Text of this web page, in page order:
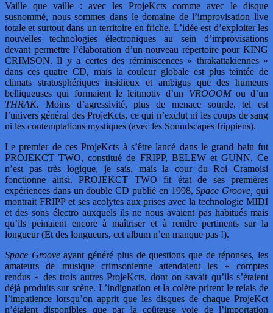
Vaille que vaille : avec les ProjeKcts comme avec le disque
susnommé, nous sommes dans le domaine de l’improvisation live
totale et surtout dans un territoire en friche. L’idée est d’exploiter les
nouvelles technologies électroniques au sein d’improvisations
devant permettre l’élaboration d’un nouveau répertoire pour KING
CRIMSON. Il y a certes des réminiscences « thrakattakiennes »
dans ces quatre CD, mais la couleur globale est plus teintée de
climats stratosphériques insidieux et ambigus que des humeurs
belliqueuses qui formaient le leitmotiv d’un VROOOMou d’un
THRAK. Moins d’agressivité, plus de menace sourde, tel est
l’univers général des ProjeKcts, ce qui n’exclut ni les coups de sang
ni les contemplations mystiques (avec les Soundscapes frippiens).
Le premier de ces ProjeKcts à s’être lancé dans le grand bain fut
PROJEKCT TWO, constitué de FRIPP, BELEW et GUNN. Ce
n’est pas très logique, je sais, mais la cour du Roi Cramoisi
fonctionne ainsi. PROJEKCT TWO fit état de ses premières
expériences dans un double CD publié en 1998,Space Groove, qui
montrait FRIPP et ses acolytes aux prises avec la technologie MIDI
et des sons électro auxquels ils ne nous avaient pas habitués mais
qu’ils peinaient encore à maîtriser et à rendre pertinents sur la
longueur (Et des longueurs, cet album n’en manque pas !).
Space Grooveayant généré plus de questions que de réponses, les
amateurs de musique crimsonienne attendaient les « comptes
rendus » des trois autres ProjeKcts, dont on savait qu’ils s’étaient
déjà produits sur scène. L’indignation et la colère prirent le relais de
l’impatience lorsqu’on apprit que les disques de chaque ProjeKct
n’étaient disponibles que par la coûteuse voie de l’importation